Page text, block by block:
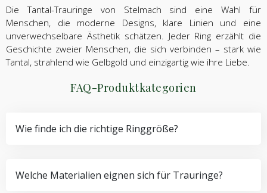
Die Tantal-Trauringe von Stelmach sind eine Wahl für
Menschen, die moderne Designs, klare Linien und eine
unverwechselbare Ästhetik schätzen. Jeder Ring erzählt die
Geschichte zweier Menschen, die sich verbinden – stark wie
Tantal, strahlend wie Gelbgold und einzigartig wie ihre Liebe.
FAQ-Produktkategorien
Wie finde ich die richtige Ringgröße?
Welche Materialien eignen sich für Trauringe?